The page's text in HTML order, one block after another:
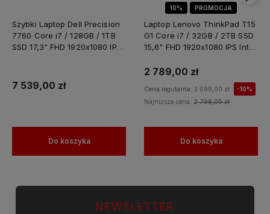
Szybki Laptop Dell Precision
7760 Core i7 / 128GB / 1TB
SSD 17,3" FHD 1920x1080 IPS
Laptop do Grafiki
Projektowania
7 539,00 zł
Do koszyka
10% PROMOCJA
Laptop Lenovo ThinkPad T15
G1 Core i7 / 32GB / 2TB SSD
15,6" FHD 1920x1080 IPS Intel
do Nauki Domu
2 789,00 zł
Cena regularna: 3 099,00 zł
-10%
Najniższa cena: 2 799,00 zł
Do koszyka
NEWSLETTER